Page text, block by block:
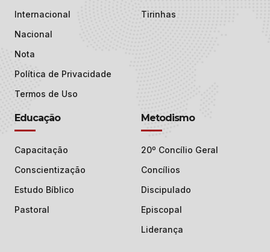
Internacional
Nacional
Nota
Política de Privacidade
Termos de Uso
Tirinhas
Educação
Capacitação
Conscientização
Estudo Bíblico
Pastoral
Metodismo
20º Concílio Geral
Concílios
Discipulado
Episcopal
Liderança